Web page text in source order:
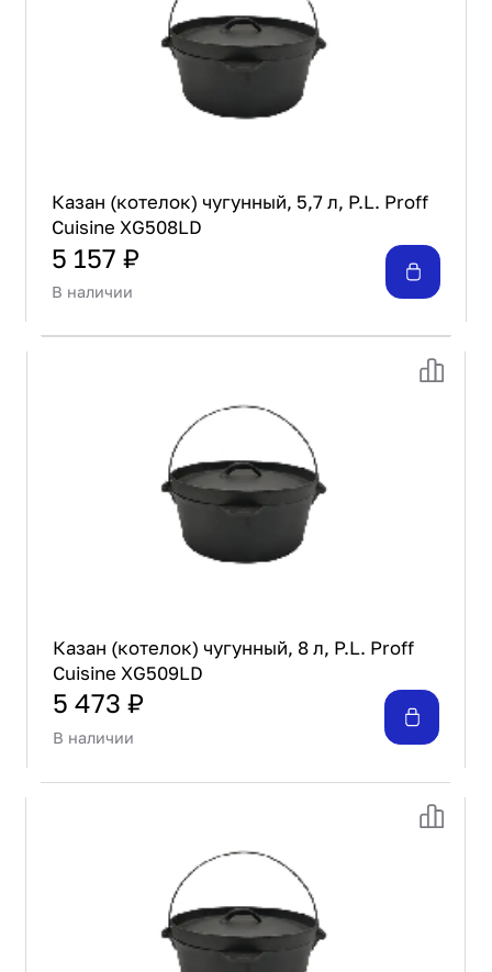
Казан (котелок) чугунный, 5,7 л, P.L. Proff
Cuisine XG508LD
5 157 ₽
В наличии
Казан (котелок) чугунный, 8 л, P.L. Proff
Cuisine XG509LD
5 473 ₽
В наличии